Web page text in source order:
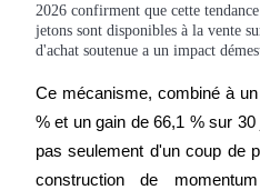
Stratégies de trading
2026 confirment que cette
jetons sont disponibles à la vente
d'achat soutenue a un impact
Ce mécanisme, combiné à
% et un gain de 66,1 % sur
pas seulement d'un coup de
construction de